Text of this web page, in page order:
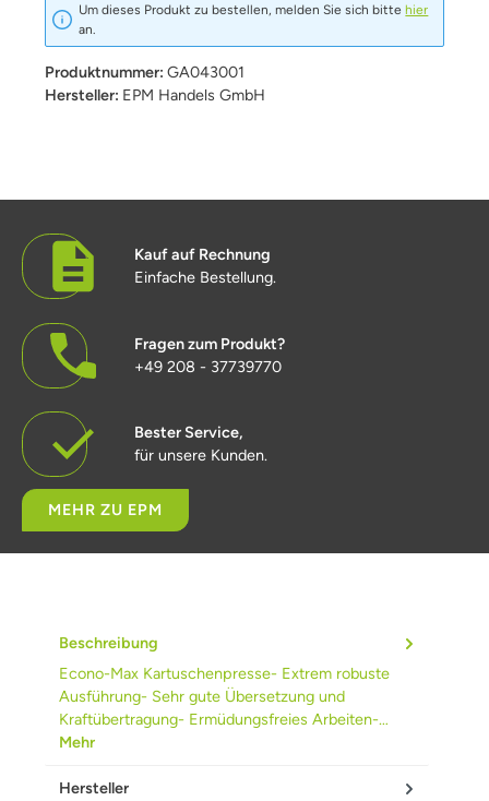
Um dieses Produkt zu bestellen, melden Sie sich bitte hier
an.
Produktnummer: GA043001
Hersteller: EPM Handels GmbH
Kauf auf Rechnung
Einfache Bestellung.
Fragen zum Produkt?
+49 208 - 37739770
Bester Service,
für unsere Kunden.
MEHR ZU EPM
Beschreibung
Econo-Max Kartuschenpresse- Extrem robuste
Ausführung- Sehr gute Übersetzung und
Kraftübertragung- Ermüdungsfreies Arbeiten-…
Mehr
Hersteller